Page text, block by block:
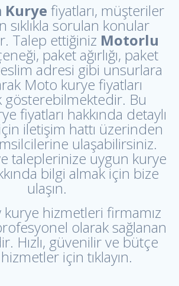
Kurye fiyatları, müşteriler
sıklıkla sorulan konular
Talep ettiğiniz Motorlu
paket ağırlığı, paket
adresi gibi unsurlara
Moto kurye fiyatları
gösterebilmektedir. Bu
fiyatları hakkında detaylı
iletişim hattı üzerinden
ulaşabilirsiniz.
taleplerinize uygun kurye
bilgi almak için bize
ulaşın.
hizmetleri firmamız
olarak sağlanan
Hızlı, güvenilir ve bütçe
için tıklayın.